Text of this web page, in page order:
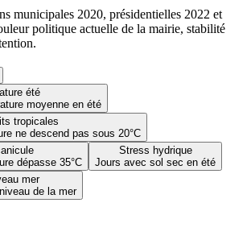
été
moyenne en été
tropicales
ne descend pas sous 20°C
dépasse 35°C
Stress hydrique
Jours avec sol sec en été
mer
de la mer
municipales 2020, présidentielles 2022 et
politique actuelle de la mairie, stabilité